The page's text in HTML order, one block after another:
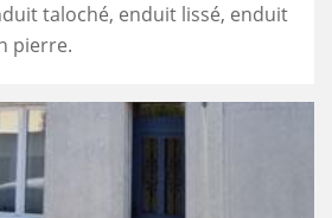
taloché, enduit lissé, enduit
pierre.